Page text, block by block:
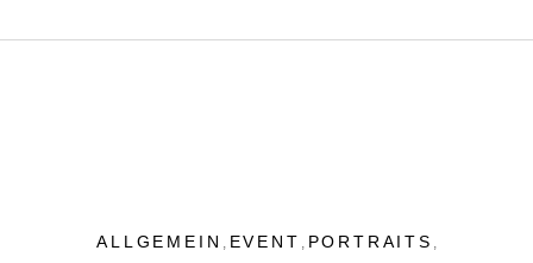
ALLGEMEIN , EVENT , PORTRAITS ,